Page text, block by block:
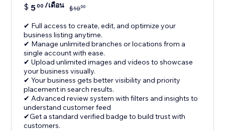
$ 500 /เดือน $1000
✔ Full access to create, edit, and optimize your
business listing anytime.
✔ Manage unlimited branches or locations from a
single account with ease.
✔ Upload unlimited images and videos to showcase
your business visually.
✔ Your business gets better visibility and priority
placement in search results.
✔ Advanced review system with filters and insights to
understand customer feed
✔Get a standard verified badge to build trust with
customers.